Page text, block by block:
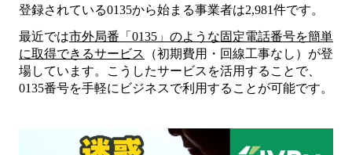
登録されている0135から始まる事業者は2,981件です。
最近では市外局番「 0135 」のような固定電話番号を簡単
に取得できるサービス
（初期費用・回線工事なし）が登
場しています。こうしたサービスを活用することで、
0135番号を手軽にビジネスで利用することが可能です。